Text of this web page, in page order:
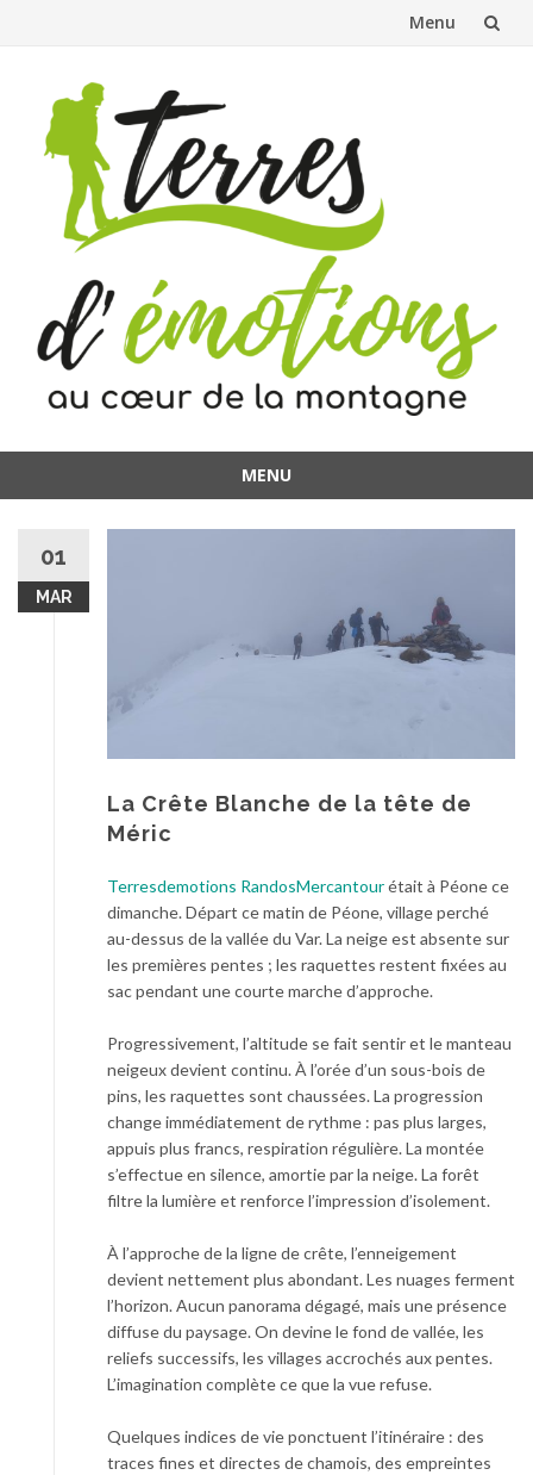
Menu
contenu
MENU
contenu
01
MAR
La Crête Blanche de la tête de
Méric
Terresdemotions RandosMercantourétait à Péone ce
dimanche. Départ ce matin de Péone, village perché
au-dessus de la vallée du Var. La neige est absente sur
les premières pentes ; les raquettes restent fixées au
sac pendant une courte marche d’approche.
Progressivement, l’altitude se fait sentir et le manteau
neigeux devient continu. À l’orée d’un sous-bois de
pins, les raquettes sont chaussées. La progression
change immédiatement de rythme : pas plus larges,
appuis plus francs, respiration régulière. La montée
s’effectue en silence, amortie par la neige. La forêt
filtre la lumière et renforce l’impression d’isolement.
À l’approche de la ligne de crête, l’enneigement
devient nettement plus abondant. Les nuages ferment
l’horizon. Aucun panorama dégagé, mais une présence
diffuse du paysage. On devine le fond de vallée, les
reliefs successifs, les villages accrochés aux pentes.
L’imagination complète ce que la vue refuse.
Quelques indices de vie ponctuent l’itinéraire : des
traces fines et directes de chamois, des empreintes